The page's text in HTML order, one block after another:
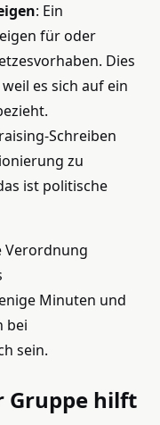
: Ein
für oder
Dies
es sich auf ein
Schreiben
zu
ist politische
Verordnung
Minuten und
bei
sein.
Gruppe hilft